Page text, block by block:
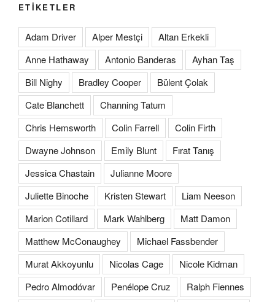
ETIKETLER
Adam Driver Alper Mestçi
Altan Erkekli
Anne Hathaway
Antonio Banderas
Ayhan Taş
Bill Nighy
Bradley Cooper
Bülent Çolak
Cate Blanchett
Channing Tatum
Chris Hemsworth
Colin Farrell
Colin Firth
Dwayne Johnson
Emily Blunt
Fırat Tanış
Jessica Chastain
Julianne Moore
Juliette Binoche
Kristen Stewart
Liam Neeson
Marion Cotillard
Mark Wahlberg
Matt Damon
Matthew McConaughey
Michael Fassbender
Murat Akkoyunlu
Nicolas Cage
Nicole Kidman
Pedro Almodóvar
Penélope Cruz Ralph Fiennes